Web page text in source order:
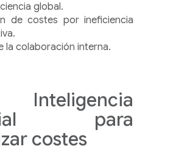
global.
de costes por ineficiencia
la colaboración interna.
para
costes